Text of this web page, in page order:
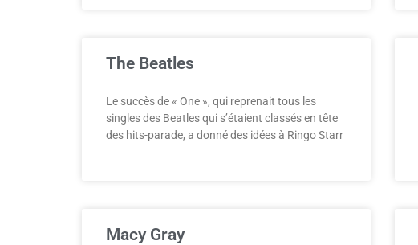
The Beatles
Le succès de « One », qui reprenait tous les
singles des Beatles qui s’étaient classés en tête
des hits-parade, a donné des idées à Ringo Starr
Macy Gray